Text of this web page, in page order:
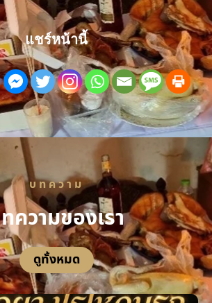
แชร์หน้านี้
บทความ
ความของเรา
ดูทั้งหมด